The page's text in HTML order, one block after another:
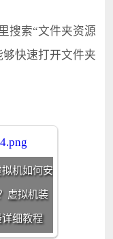
索“文件夹资源
快速打开文件夹
机如何安
虚拟机装
详细教程